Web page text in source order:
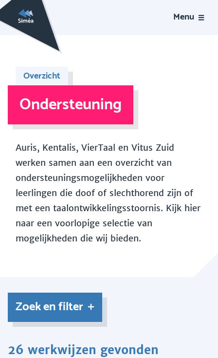
Menu
Overzicht
Ondersteuning
Auris, Kentalis, VierTaal en Vitus Zuid
werken samen aan een overzicht van
ondersteuningsmogelijkheden voor
leerlingen die doof of slechthorend zijn of
met een taalontwikkelingsstoornis. Kijk hier
naar een voorlopige selectie van
mogelijkheden die wij bieden.
Zoek en filter
26 werkwijzen gevonden